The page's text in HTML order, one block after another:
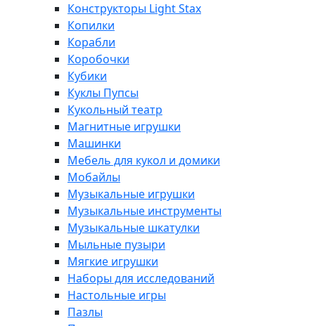
Конструкторы Light Stax
Копилки
Корабли
Коробочки
Кубики
Куклы Пупсы
Кукольный театр
Магнитные игрушки
Машинки
Мебель для кукол и домики
Мобайлы
Музыкальные игрушки
Музыкальные инструменты
Музыкальные шкатулки
Мыльные пузыри
Мягкие игрушки
Наборы для исследований
Настольные игры
Пазлы